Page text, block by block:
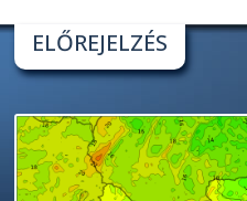
ELŐREJELZÉS